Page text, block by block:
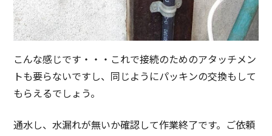
こんな感じです・・・これで接続のためのアタッチメン
トも要らないですし、同じようにパッキンの交換もして
もらえるでしょう。
通水し、水漏れが無いか確認して作業終了です。ご依頼